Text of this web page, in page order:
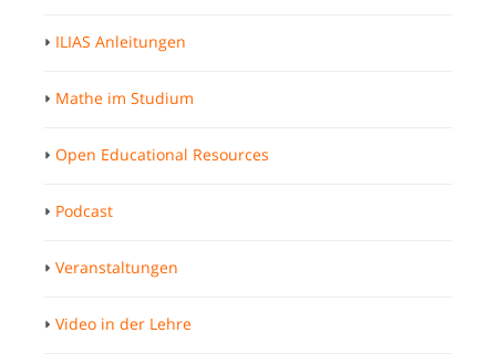
ILIAS Anleitungen
Mathe im Studium
Open Educational Resources
Podcast
Veranstaltungen
Video in der Lehre